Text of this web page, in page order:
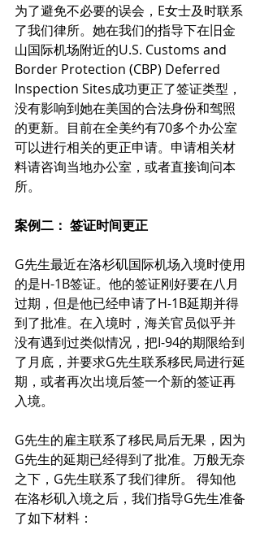
为了避免不必要的误会，E女士及时联系
了我们律所。她在我们的指导下在旧金
山国际机场附近的U.S. Customs and
Border Protection (CBP) Deferred
Inspection Sites成功更正了签证类型，
没有影响到她在美国的合法身份和驾照
的更新。目前在全美约有70多个办公室
可以进行相关的更正申请。申请相关材
料请咨询当地办公室，或者直接询问本
所。
案例二： 签证时间更正
G先生最近在洛杉矶国际机场入境时使用
的是H-1B签证。他的签证刚好要在八月
过期，但是他已经申请了H-1B延期并得
到了批准。在入境时，海关官员似乎并
没有遇到过类似情况，把I-94的期限给到
了月底，并要求G先生联系移民局进行延
期，或者再次出境后签一个新的签证再
入境。
G先生的雇主联系了移民局后无果，因为
G先生的延期已经得到了批准。万般无奈
之下，G先生联系了我们律所。 得知他
在洛杉矶入境之后，我们指导G先生准备
了如下材料：